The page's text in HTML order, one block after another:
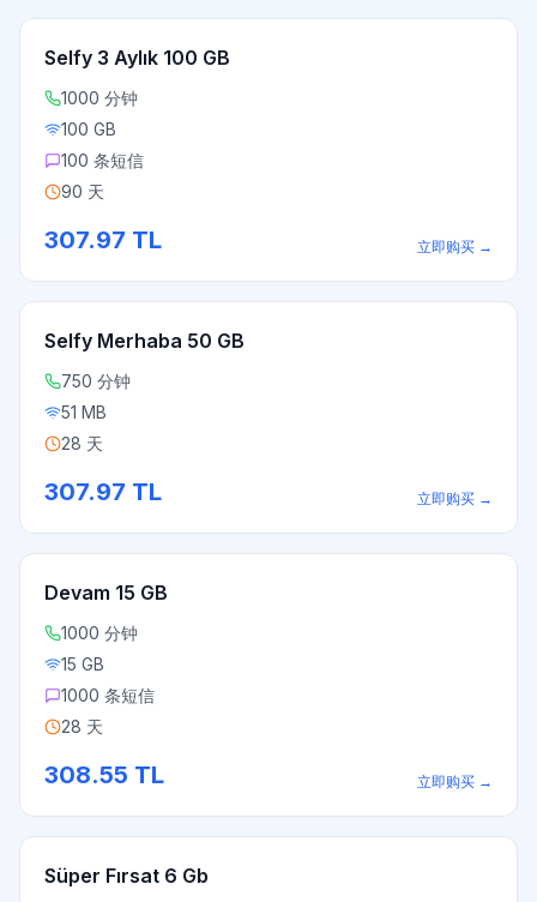
Selfy 3 Aylık 100 GB
1000 分钟
100 GB
100 条短信
90 天
307.97 TL 立即购买 →
Selfy Merhaba 50 GB
750 分钟
51 MB
28 天
307.97 TL 立即购买 →
Devam 15 GB
1000 分钟
15 GB
1000 条短信
28 天
308.55 TL 立即购买 →
Süper Fırsat 6 Gb